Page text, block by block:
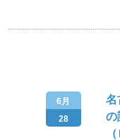
6月
28
名
の